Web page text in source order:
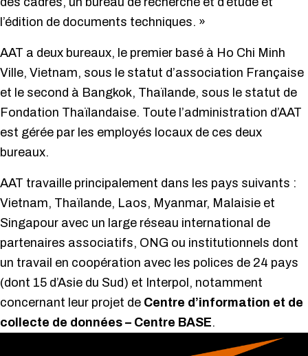
l’édition de documents techniques. »
AAT a deux bureaux, le premier basé à Ho Chi Minh
Ville, Vietnam, sous le statut d’association Française
et le second à Bangkok, Thaïlande, sous le statut de
Fondation Thaïlandaise. Toute l’administration d’AAT
est gérée par les employés locaux de ces deux
bureaux.
AAT travaille principalement dans les pays suivants :
Vietnam, Thaïlande, Laos, Myanmar, Malaisie et
Singapour avec un large réseau international de
partenaires associatifs, ONG ou institutionnels dont
un travail en coopération avec les polices de 24 pays
(dont 15 d’Asie du Sud) et Interpol, notamment
concernant leur projet de Centre d’information et de
collecte de données – Centre BASE.